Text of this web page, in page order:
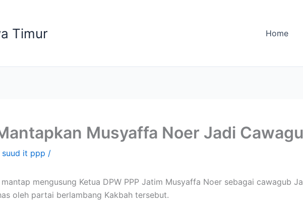
Timur Home
Musyaffa Noer Jadi
suud it ppp /
mantap mengusung Ketua DPW PPP Jatim Musyaffa Noer sebagai cawagub
oleh partai berlambang Kakbah tersebut.